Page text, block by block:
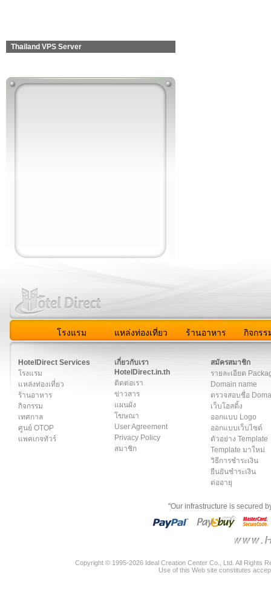
Thailand VPS Server
โรงแรม แหล่งท่องเที่ยว ร้านอาหาร กิจกรร
HotelDirect Services
โรงแรม
แหล่งท่องเที่ยว
ร้านอาหาร
กิจกรรม
เทศกาล
ศูนย์ OTOP
แพคเกจทัวร์
เกี่ยวกับเรา
HotelDirect.in.th
ติดต่อเรา
ข่าวสาร
แผนผัง
โฆษณา
User Agreement
Privacy Policy
สมาชิก
สมัครสมาชิก
รายละเอียด
Domain name
ตรวจสอบชื่อ
เว็บโฮสติ้ง
ออกแบบ Logo
ออกแบบเว็บไซต์
ตัวอย่าง Template
Template มาใหม่
วิธีการชำระเงิน
ยืนยันชำระเงิน
ต่ออายุ
"Our infrastructure is secured
Copyright © 1995-2026 Ideal Creation Center Co., Ltd. All Rights
Use of this Web site constitutes